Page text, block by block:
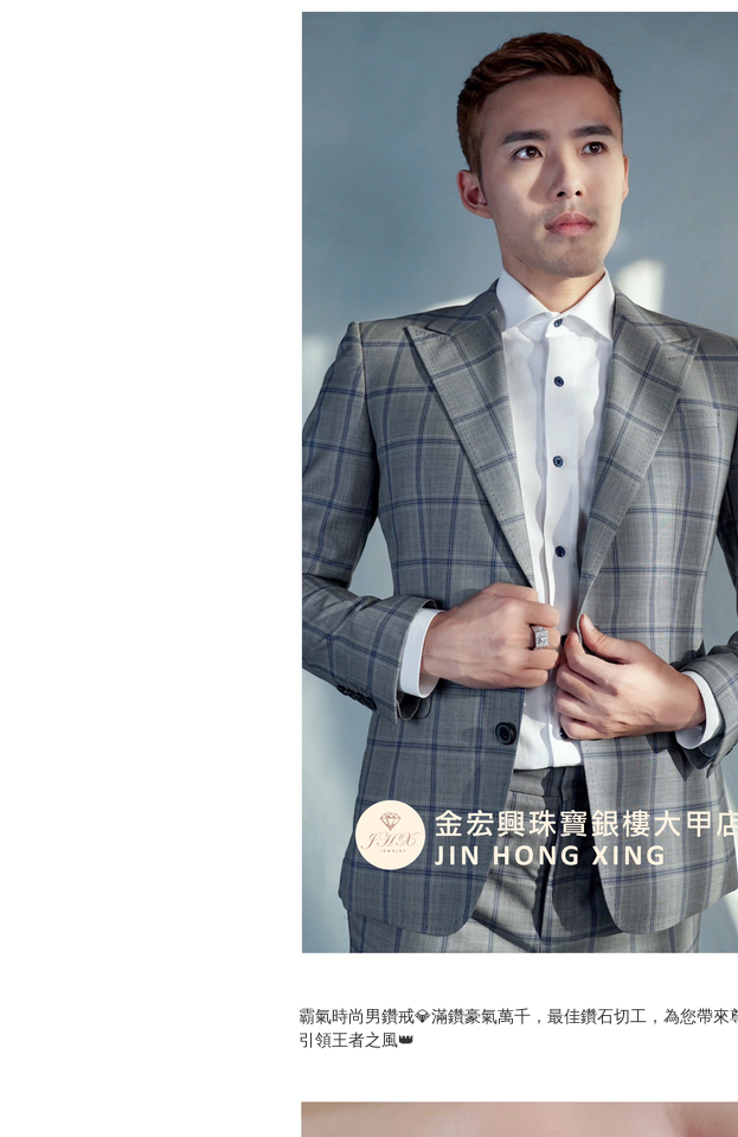
霸氣時尚男鑽戒💎滿鑽豪氣萬千，最佳鑽石切工，為您帶
引領王者之風👑